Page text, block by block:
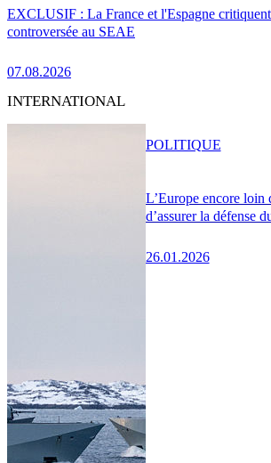
EXCLUSIF : La France et l'Espagne
controversée au SEAE
07.08.2026
INTERNATIONAL
L’Europe encore loin
d’assurer la défense
26.01.2026
POLITIQUE